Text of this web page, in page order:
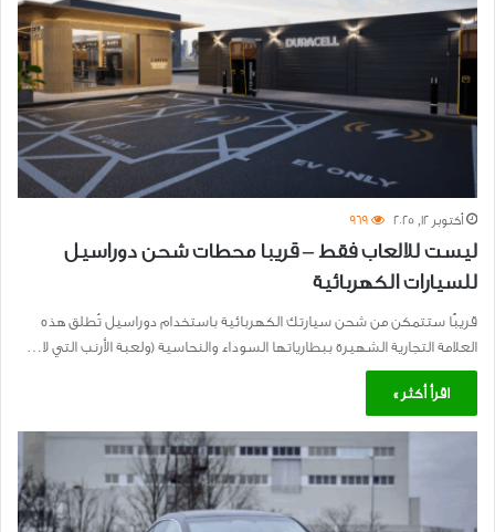
أكتوبر 12, 2025 969
ليست للالعاب فقط – قريبا محطات شحن دوراسيل
للسيارات الكهربائية
قريبًا ستتمكن من شحن سيارتك الكهربائية باستخدام دوراسيل تُطلق هذه
العلامة التجارية الشهيرة ببطارياتها السوداء والنحاسية (ولعبة الأرنب التي لا…
اقرأ أكثر »